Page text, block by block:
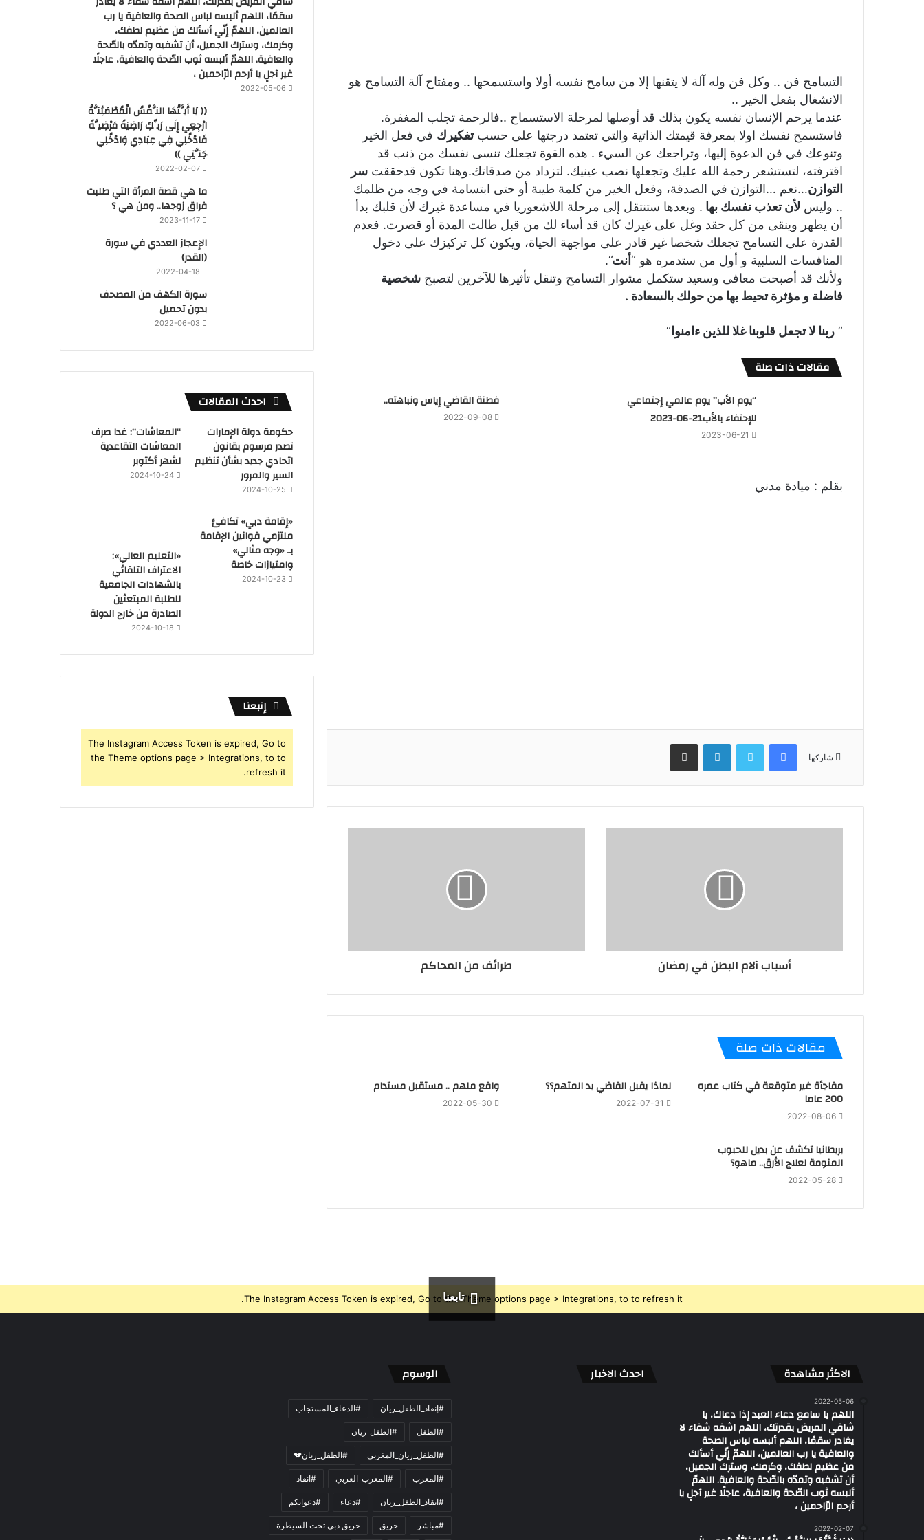
التسامح فن .. وكل فن وله آلة لا يتقنها إلا من سامح نفسه أولا واستسمحها .. ومفتاح آلة التسامح هو
الانشغال بفعل الخير ..
عندما يرحم الإنسان نفسه يكون بذلك قد أوصلها لمرحلة الاستسماح ..فالرحمة تجلب المغفرة.
فاستسمح نفسك اولا بمعرفة قيمتك الذاتية والتي تعتمد درجتها على حسبتفكيرك في فعل الخير
وتنوعك في فن الدعوة إليها، وتراجعك عن السيء . هذه القوة تجعلك تنسى نفسك من ذنب قد
اقترفته، لتستشعر رحمة الله عليك وتجعلها نصب عينيك. لتزداد من صدقاتك.وهنا تكون قدحققت سر
التوازن…نعم …التوازن في الصدقة، وفعل الخير من كلمة طيبة أو حتى ابتسامة في وجه من ظلمك
.. وليس لأن تعذب نفسك بها . وبعدها ستنتقل إلى مرحلة اللاشعوريا في مساعدة غيرك لأن قلبك بدأ
أن يطهر وينقى من كل حقد وغل على غيرك كان قد أساء لك من قبل طالت المدة أو قصرت. فعدم
القدرة على التسامح تجعلك شخصا غير قادر على مواجهة الحياة، ويكون كل تركيزك على دخول
المنافسات السلبية و أول من ستدمره هو “أنت“.
ولأنك قد أصبحت معافى وسعيد ستكمل مشوار التسامح وتنقل تأثيرها للآخرين لتصبح شخصية
فاضلة و مؤثرة تحيط بها من حولك بالسعادة .
” ربنا لا تجعل قلوبنا غلا للذين ءامنوا “
مقالات ذات صلة
“يوم الأب” يوم عالمي إجتماعي
للإحتفاء بالأب21-06-2023
2023-06-21
فطنة القاضي إياس ونباهته..
2022-09-08
بقلم : ميادة مدني
شاركها
فيسبوك تويتر لينكدإن مشاركة عبر البريد
أسباب آلام البطن في رمضان طرائف من المحاكم
مقالات ذات صلة
مفاجأة غير متوقعة في كتاب عمره
200 عاما
2022-08-06
لماذا يقبل القاضي يد المتهم؟؟
2022-07-31
واقع ملهم .. مستقبل مستدام
2022-05-30
بريطانيا تكشف عن بديل للحبوب
المنومة لعلاج الأرق.. ماهو؟
2022-05-28
سقمًا، اللهم ألبسه لباس الصحة والعافية يا رب
العالمين، اللهمّ إنّي أسألك من عظيم لطفك،
وكرمك، وسترك الجميل، أن تشفيه وتمدّه بالصّحة
والعافية. اللهمّ ألبسه ثوب الصّحة والعافية، عاجلًا
غير آجلٍ يا أرحم الرّاحمين ،
2022-05-06
(( يَا أَيَّتُهَا النَّفْسُ الْمُطْمَئِنَّةُ
ارْجِعِي إِلَى رَبِّكِ رَاضِيَةً مَرْضِيَّةً
فَادْخُلِي فِي عِبَادِي وَادْخُلِي
جَنَّتِي ))
2022-02-07
ما هي قصة المرأة التي طلبت
فراق زوجها.. ومن هي ؟
2023-11-17
‏الإعجاز العددي في سورة
(القدر)
2022-04-18
سورة الكهف من المصحف
بدون تحميل
2022-06-03
احدث المقالات
حكومة دولة الإمارات
تصدر مرسوم بقانون
اتحادي جديد بشأن تنظيم
السير والمرور
2024-10-25
“المعاشات”: غدا صرف
المعاشات التقاعدية
لشهر أكتوبر
2024-10-24
«إقامة دبي» تكافئ
ملتزمي قوانين الإقامة
بـ «وجه مثالي»
وامتيازات خاصة
2024-10-23
«التعليم العالي»:
الاعتراف التلقائي
بالشهادات الجامعية
للطلبة المبتعثين
الصادرة من خارج الدولة
2024-10-18
إتبعنا
The Instagram Access Token is expired, Go to
the Theme options page > Integrations, to to
refresh it.
تابعنا
The Instagram Access Token is expired, Go to the Theme options page > Integrations, to to refresh it.
الاكثر مشاهدة
2022-05-06
اللهم يا سامع دعاء العبد إذا دعاك، يا
شافي المريض بقدرتك، اللهم اشفه شفاء لا
يغادر سقمًا، اللهم ألبسه لباس الصحة
والعافية يا رب العالمين، اللهمّ إنّي أسألك
من عظيم لطفك، وكرمك، وسترك الجميل،
أن تشفيه وتمدّه بالصّحة والعافية. اللهمّ
ألبسه ثوب الصّحة والعافية، عاجلًا غير آجلٍ يا
أرحم الرّاحمين ،
2022-02-07
احدث الاخبار الوسوم
#إنقاذ_الطفل_ريان #الدعاء_المستجاب
#الطفل #الطفل_ريان
#الطفل_ريان_المغربي #الطفل_ريان💔
#المغرب #المغرب_العربي #انقاذ
#انقاذ_الطفل_ريان #دعاء #دعواتكم
#مباشر حريق حريق دبي تحت السيطرة